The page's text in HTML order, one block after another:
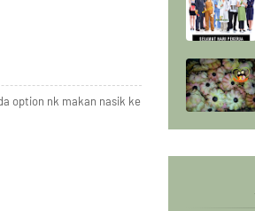
option nk makan nasik ke